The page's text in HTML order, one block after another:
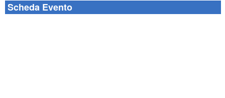
Scheda Evento